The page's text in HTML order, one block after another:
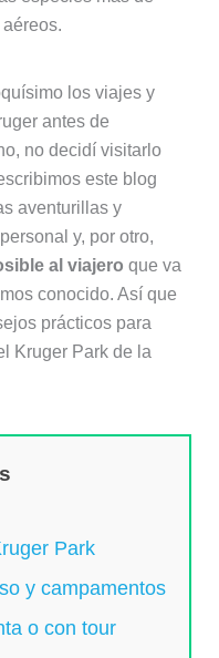
los viajes y
antes de
no decidí visitarlo
este blog
aventurillas y
y, por otro,
al viajero que va
conocido. Así que
prácticos para
Kruger Park de la
Park
y campamentos
o con tour